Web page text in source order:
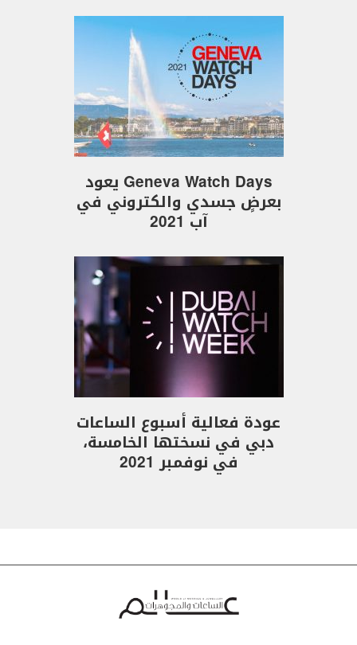
Geneva Watch Days يعود
بعرضٍ جسدي والكتروني في
آب 2021
عودة فعالية أسبوع الساعات
دبي في نسختها الخامسة،
في نوفمبر 2021